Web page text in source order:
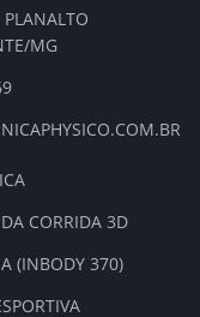
r
a
MG
CORRIDA 3D
(INBODY 370)